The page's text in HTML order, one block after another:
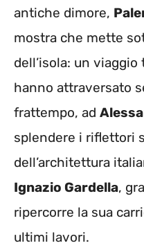
antiche dimore,
mostra che mette
dell’isola: un viaggio
hanno attraversato
frattempo, ad
splendere i riflettori
dell’architettura
Ignazio Gardella,
ripercorre la sua
ultimi lavori.